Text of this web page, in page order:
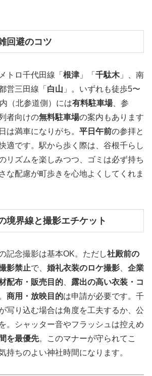
回避のコツ
トロ千代田線「 根津 」「 千駄木」、南
営三田線「 白山 」。いずれも徒歩5〜
（北参道側）には有料駐車場、参
者向けの無料駐車場の案内もあります
は満車になりがち。 平日午前の参拝と
適です。駅から歩く際は、谷根千らし
リズムを楽しみつつ、ゴミは必ず持ち
配慮が町歩きを心地よくしてくれま
境界線と撮影エチケット
記念撮影は基本OK。ただし社殿前の
影禁止で、 婚礼衣装のロケ撮影
企業
配布・販売目的
露出の高い衣装・コ
商用・放映目的は申請が必要です。千
写り込む場合は角度を工夫するか、公
。シャッター音やフラッシュは控えめ
を最優先。このマナーが守られてこ
持ちのよい神社時間になります。